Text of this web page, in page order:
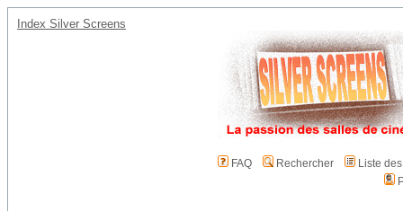
Index Silver Screens
FAQ Rechercher
Liste